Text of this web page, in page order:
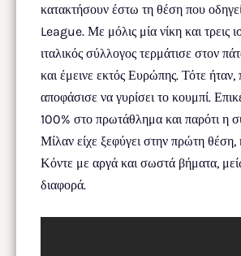
κατακτήσουν έστω τη θέση που
League. Με μόλις μία νίκη και τρεις
ιταλικός σύλλογος τερμάτισε στον
και έμεινε εκτός Ευρώπης. Τότε ήταν,
αποφάσισε να γυρίσει το κουμπί.
100% στο πρωτάθλημα και παρότι η
Μίλαν είχε ξεφύγει στην πρώτη
Κόντε με αργά και σωστά βήματα,
διαφορά.